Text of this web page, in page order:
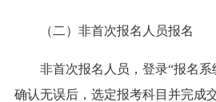
（二）非首次报名人员报名
非首次报名人员，登录“报名系
确认无误后，选定报考科目并完成